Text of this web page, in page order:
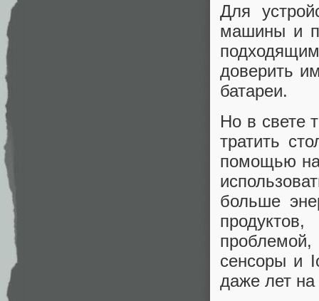
Для
машины и
доверить
батареи.
Но в свете
тратить
помощью
больше
проблемой,
сенсоры и
даже лет